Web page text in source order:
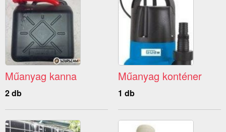
Műanyag kanna
2 db
Műanyag konténer
1 db